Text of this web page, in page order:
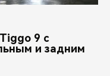
9 с
и задним